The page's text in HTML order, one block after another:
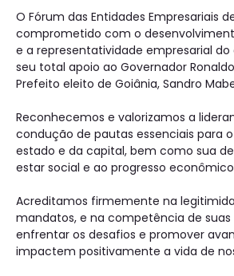
O Fórum das Entidades Empresariais
comprometido com o
e a representatividade empresarial
seu total apoio ao Governador
Prefeito eleito de Goiânia, Sandro
Reconhecemos e valorizamos a
condução de pautas essenciais para
estado e da capital, bem como sua
estar social e ao progresso
Acreditamos firmemente na
mandatos, e na competência de suas
enfrentar os desafios e promover
impactem positivamente a vida de